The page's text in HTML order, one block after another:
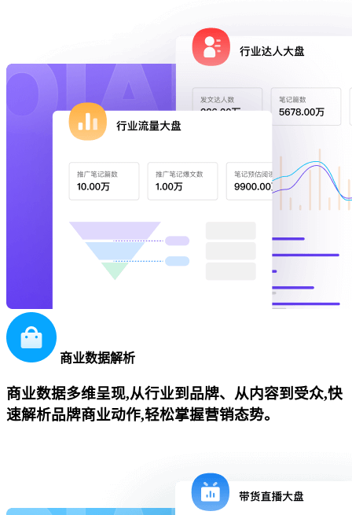
商业数据解析
商业数据多维呈现,从行业到品牌、从内容到受众,快
速解析品牌商业动作,轻松掌握营销态势。